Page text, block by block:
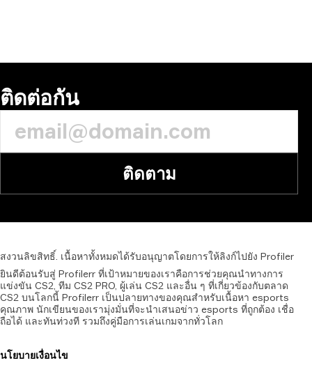
ติดต่อกัน
ติดตาม
สงวนลิขสิทธิ์. เนื้อหาทั้งหมดได้รับอนุญาตโดยการให้ลิงก์ไปยัง Profiler
ยินดีต้อนรับสู่ Profilerr ที่เป้าหมายของเราคือการช่วยคุณนำทางการ
แข่งขัน CS2, ทีม CS2 PRO, ผู้เล่น CS2 และอื่น ๆ ที่เกี่ยวข้องกับตลาด
CS2 บนโลกนี้ Profilerr เป็นปลายทางของคุณสำหรับเนื้อหา esports
คุณภาพ นักเขียนของเรามุ่งมั่นที่จะนำเสนอข่าว esports ที่ถูกต้อง เชื่อ
ถือได้ และทันท่วงที รวมถึงคู่มือการเล่นเกมจากทั่วโลก
นโยบายเงื่อนไข